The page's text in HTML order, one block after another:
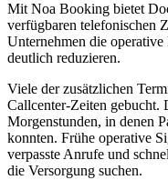
Mit Noa Booking bietet
verfügbaren telefonischen
Unternehmen die
deutlich reduzieren.
Viele der zusätzlichen
Callcenter-Zeiten gebucht.
Morgenstunden, in denen
konnten. Frühe operative
verpasste Anrufe und
die Versorgung suchen.